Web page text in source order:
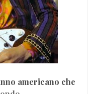
americano che